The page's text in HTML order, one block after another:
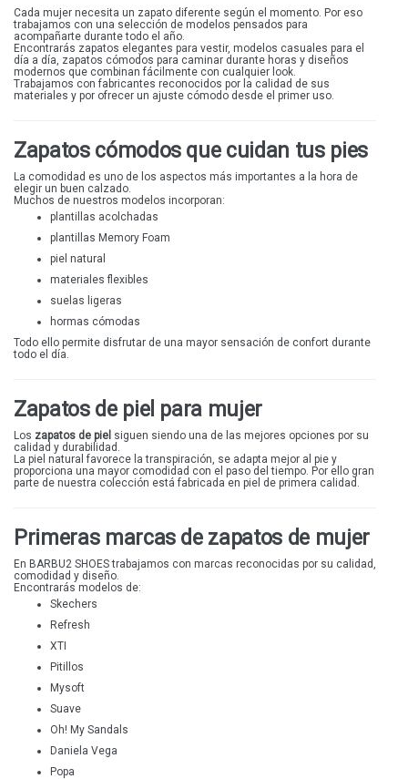
KONP@S
AZAREY
BARBU2
PICCADILLY
AMARPIES
LEYLAND
D'ANGELA
NICOBOCO
GARZÓN
FLEX'IS
FANNY VALERO
PATRIZIA AZZI
Cada mujer necesita un zapato diferente según el momento. Por eso
trabajamos con una selección de modelos pensados para
acompañarte durante todo el año.
Encontrarás zapatos elegantes para vestir, modelos casuales para el
día a día, zapatos cómodos para caminar durante horas y diseños
modernos que combinan fácilmente con cualquier look.
Trabajamos con fabricantes reconocidos por la calidad de sus
materiales y por ofrecer un ajuste cómodo desde el primer uso.
Zapatos cómodos que cuidan tus pies
La comodidad es uno de los aspectos más importantes a la hora de
elegir un buen calzado.
Muchos de nuestros modelos incorporan:
plantillas acolchadas
plantillas Memory Foam
piel natural
materiales flexibles
suelas ligeras
hormas cómodas
Todo ello permite disfrutar de una mayor sensación de confort durante
todo el día.
Zapatos de piel para mujer
Los zapatos de piel siguen siendo una de las mejores opciones por su
calidad y durabilidad.
La piel natural favorece la transpiración, se adapta mejor al pie y
proporciona una mayor comodidad con el paso del tiempo. Por ello gran
parte de nuestra colección está fabricada en piel de primera calidad.
Primeras marcas de zapatos de mujer
En BARBU2 SHOES trabajamos con marcas reconocidas por su calidad,
comodidad y diseño.
Encontrarás modelos de:
Skechers
Refresh
XTI
Pitillos
Mysoft
Suave
Oh! My Sandals
Daniela Vega
Popa